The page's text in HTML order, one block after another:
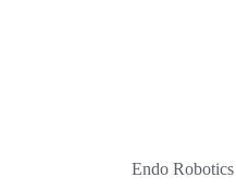
Endo Robotics